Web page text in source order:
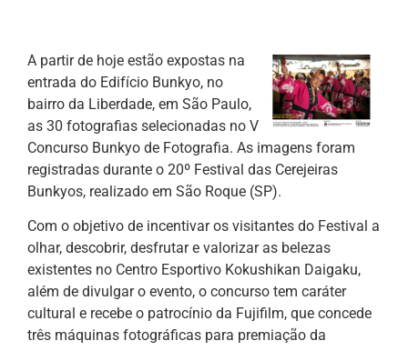
A partir de hoje estão expostas na
entrada do Edifício Bunkyo, no
bairro da Liberdade, em São Paulo,
as 30 fotografias selecionadas no V
Concurso Bunkyo de Fotografia. As imagens foram
registradas durante o 20º Festival das Cerejeiras
Bunkyos, realizado em São Roque (SP).
Com o objetivo de incentivar os visitantes do Festival a
olhar, descobrir, desfrutar e valorizar as belezas
existentes no Centro Esportivo Kokushikan Daigaku,
além de divulgar o evento, o concurso tem caráter
cultural e recebe o patrocínio da Fujifilm, que concede
três máquinas fotográficas para premiação da